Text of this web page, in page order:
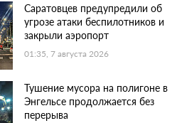
Саратовцев предупредили об
угрозе атаки беспилотников и
закрыли аэропорт
01:35, 7 августа 2026
Тушение мусора на полигоне в
Энгельсе продолжается без
перерыва